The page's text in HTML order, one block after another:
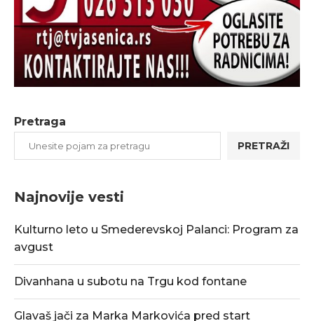
Pretraga
PRETRAŽI
Najnovije vesti
Kulturno leto u Smederevskoj Palanci: Program za
avgust
Divanhana u subotu na Trgu kod fontane
Glavaš jači za Marka Markovića pred start